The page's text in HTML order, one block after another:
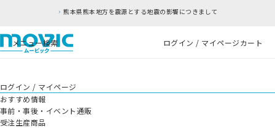
熊本県熊本地方を震源とする地震の影響につきまして
メニュー検索 ログイン / マイページカート
ログイン / マイページ
おすすめ情報
事前・事後・イベント通販
受注生産商品